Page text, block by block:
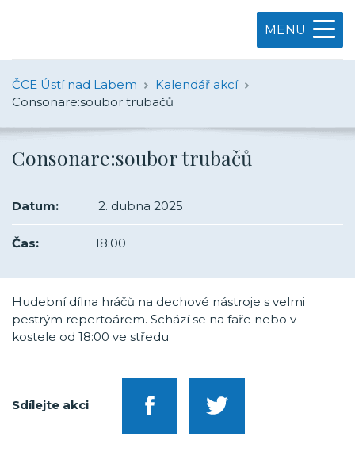
MENU
ČCE Ústí nad Labem
Kalendář akcí
Consonare:soubor trubačů
Consonare:soubor trubačů
Datum: 2. dubna 2025
Čas: 18:00
Hudební dílna hráčů na dechové nástroje s velmi
pestrým repertoárem. Schází se na faře nebo v
kostele od 18:00 ve středu
Sdílejte akci